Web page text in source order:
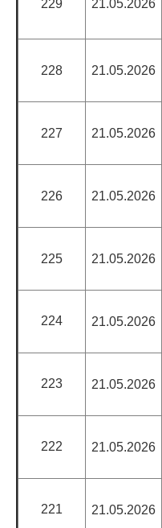
229 21.05.2026
228 21.05.2026
227 21.05.2026
226 21.05.2026
225 21.05.2026
224 21.05.2026
223 21.05.2026
222 21.05.2026
221 21.05.2026